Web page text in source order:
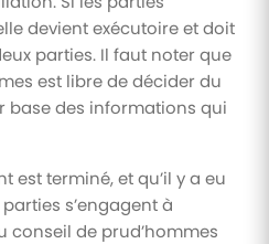
devient exécutoire et doit
parties. Il faut noter que
est libre de décider du
base des informations qui
est terminé, et qu’il y a eu
s’engagent à
conseil de prud’hommes